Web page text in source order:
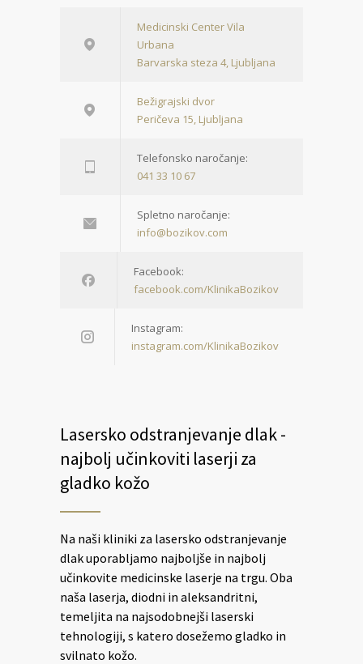
Medicinski Center Vila
Urbana
Barvarska steza 4, Ljubljana
Bežigrajski dvor
Peričeva 15, Ljubljana
Telefonsko naročanje:
041 33 10 67
Spletno naročanje:
info@bozikov.com
Facebook:
facebook.com/KlinikaBozikov
Instagram:
instagram.com/KlinikaBozikov
Lasersko odstranjevanje dlak -
najbolj učinkoviti laserji za
gladko kožo
Na naši kliniki za lasersko odstranjevanje
dlak uporabljamo najboljše in najbolj
učinkovite medicinske laserje na trgu. Oba
naša laserja, diodni in aleksandritni,
temeljita na najsodobnejši laserski
tehnologiji, s katero dosežemo gladko in
svilnato kožo.